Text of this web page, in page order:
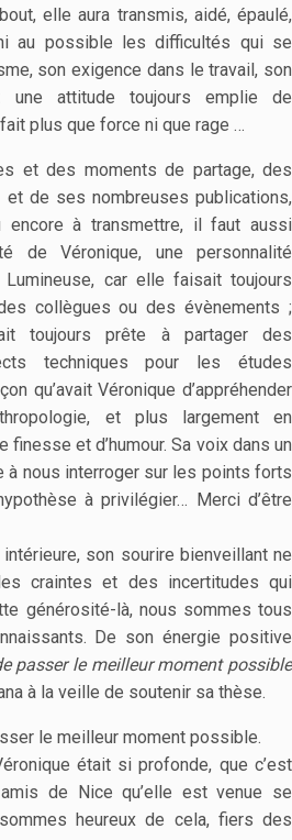
elle aura transmis, aidé, épaulé,
au possible les difficultés qui se
son exigence dans le travail, son
une attitude toujours emplie de
plus que force ni que rage …
et des moments de partage, des
et de ses nombreuses publications,
à transmettre, il faut aussi
de Véronique, une personnalité
Lumineuse, car elle faisait toujours
collègues ou des évènements ;
toujours prête à partager des
techniques pour les études
qu’avait Véronique d’appréhender
et plus largement en
et d’humour. Sa voix dans un
à nous interroger sur les points forts
à privilégier… Merci d’être
son sourire bienveillant ne
craintes et des incertitudes qui
générosité-là, nous sommes tous
De son énergie positive
passer le meilleur moment possible
à la veille de soutenir sa thèse.
le meilleur moment possible.
était si profonde, que c’est
de Nice qu’elle est venue se
heureux de cela, fiers des